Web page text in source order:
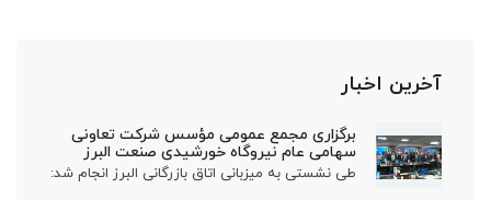
آخرین اخبار
برگزاری مجمع عمومی مؤسس شرکت تعاونی
سهامی عام نیروگاه خورشیدی صنعت البرز
طی نشستی به میزبانی اتاق بازرگانی البرز انجام شد: